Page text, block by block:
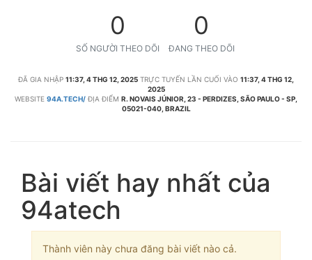
0
SỐ NGƯỜI THEO DÕI
0
ĐANG THEO DÕI
ĐÃ GIA NHẬP 11:37, 4 THG 12, 2025 TRỰC TUYẾN LẦN CUỐI VÀO 11:37, 4 THG 12,
2025
WEBSITE 94A.TECH/ ĐỊA ĐIỂM R. NOVAIS JÚNIOR, 23 - PERDIZES, SÃO PAULO - SP,
05021-040, BRAZIL
Bài viết hay nhất của
94atech
Thành viên này chưa đăng bài viết nào cả.